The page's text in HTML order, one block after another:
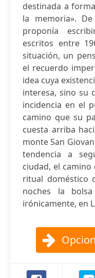
destinada a
la memoria».
proponía
escritos entre
situación, un
el recuerdo
idea cuya
interesa, sino su
incidencia en el
camino que su
cuesta arriba
monte San
tendencia a
ciudad, el
ritual doméstico
noches la
irónicamente, en